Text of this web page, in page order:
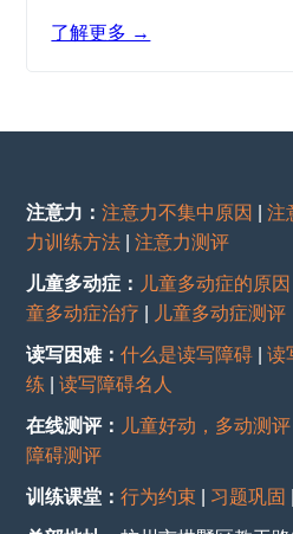
了解更多 →
注意力：注意力不集中原因 |注
力训练方法 |注意力测评
儿童多动症： 儿童多动症的原因
童多动症治疗
儿童多动症测评
读写困难：什么是读写障碍 |读
练 |读写障碍名人
在线测评： 儿童好动，多动测评
障碍测评
训练课堂：行为约束 习题巩固